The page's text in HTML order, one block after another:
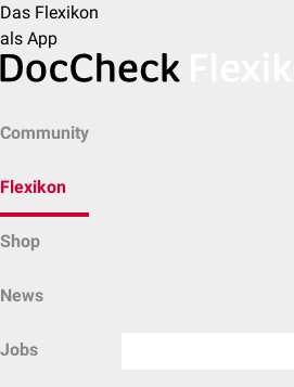
Das Flexikon
als App
Community
Flexikon
Shop
News
Jobs